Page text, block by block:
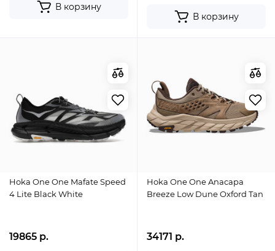
В корзину
В корзину
Hoka One One Mafate Speed
4 Lite Black White
19865 р.
Hoka One One Anacapa
Breeze Low Dune Oxford Tan
34171 р.